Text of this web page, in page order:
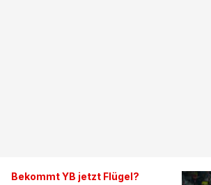
Bekommt YB jetzt Flügel?